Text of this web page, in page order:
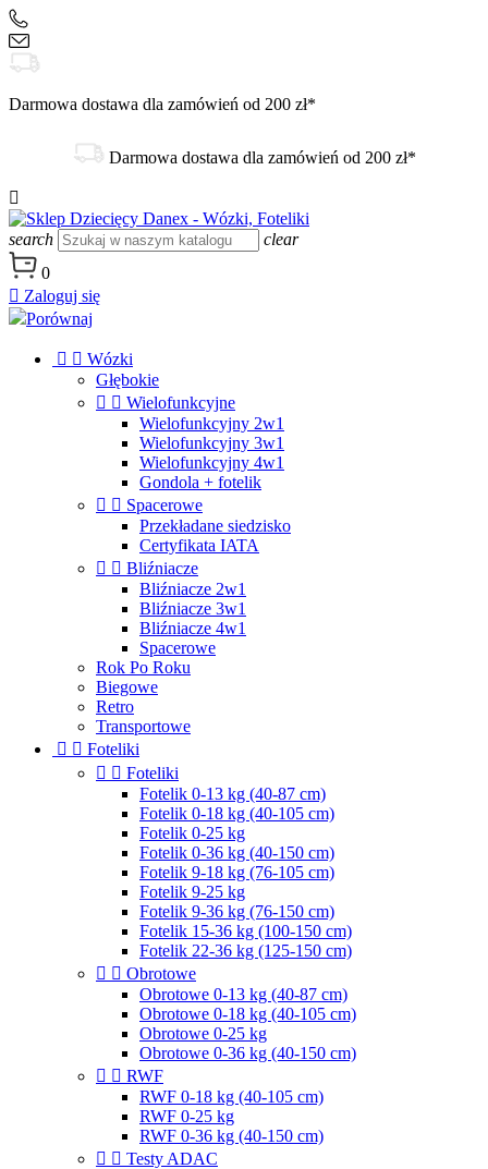
Darmowa dostawa dla zamówień od 200 zł*
Darmowa dostawa dla zamówień od 200 zł*

search
clear
0
 Zaloguj się
Porównaj
  Wózki
Głębokie
  Wielofunkcyjne
Wielofunkcyjny 2w1
Wielofunkcyjny 3w1
Wielofunkcyjny 4w1
Gondola + fotelik
  Spacerowe
Przekładane siedzisko
Certyfikata IATA
  Bliźniacze
Bliźniacze 2w1
Bliźniacze 3w1
Bliźniacze 4w1
Spacerowe
Rok Po Roku
Biegowe
Retro
Transportowe
  Foteliki
  Foteliki
Fotelik 0-13 kg (40-87 cm)
Fotelik 0-18 kg (40-105 cm)
Fotelik 0-25 kg
Fotelik 0-36 kg (40-150 cm)
Fotelik 9-18 kg (76-105 cm)
Fotelik 9-25 kg
Fotelik 9-36 kg (76-150 cm)
Fotelik 15-36 kg (100-150 cm)
Fotelik 22-36 kg (125-150 cm)
  Obrotowe
Obrotowe 0-13 kg (40-87 cm)
Obrotowe 0-18 kg (40-105 cm)
Obrotowe 0-25 kg
Obrotowe 0-36 kg (40-150 cm)
  RWF
RWF 0-18 kg (40-105 cm)
RWF 0-25 kg
RWF 0-36 kg (40-150 cm)
  Testy ADAC